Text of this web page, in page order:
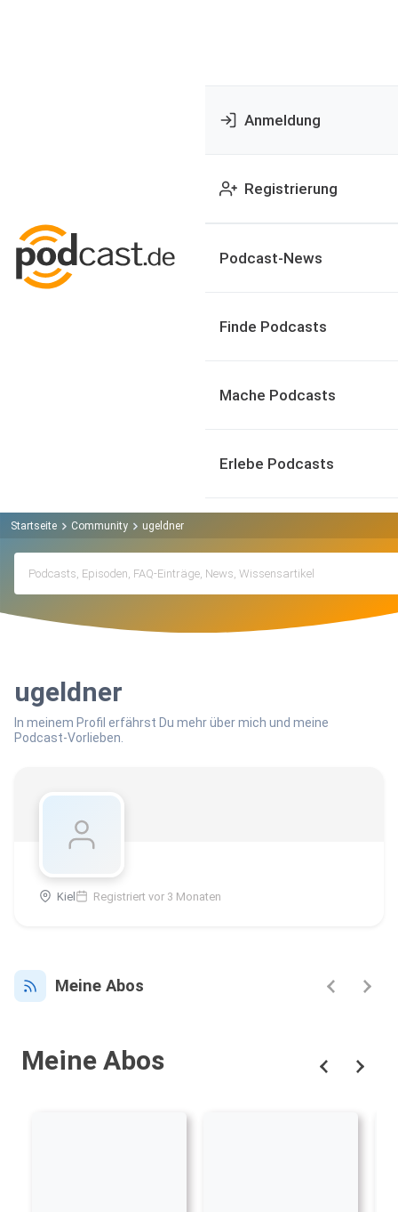
Anmeldung
Registrierung
Podcast-News
Finde Podcasts
Mache Podcasts
Erlebe Podcasts
Startseite Community ugeldner
ugeldner
In meinem Profil erfährst Du mehr über mich und meine
Podcast-Vorlieben.
Kiel Registriert vor 3 Monaten
Meine Abos
Meine Abos